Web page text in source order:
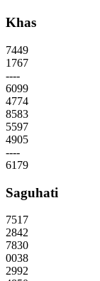
Khas
7449
1767
----
6099
4774
8583
5597
4905
----
6179
Saguhati
7517
2842
7830
0038
2992